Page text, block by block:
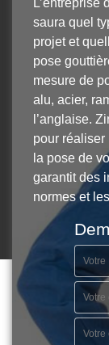
​​​​​​​L’entreprise
saura quel
projet et
pose
mesure de
alu, acier,
l’anglaise.
pour réaliser
la pose de
garantit des
normes et